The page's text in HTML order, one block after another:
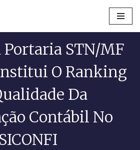
Portaria STN/MF
O Ranking
Da
Contábil No
SICONFI